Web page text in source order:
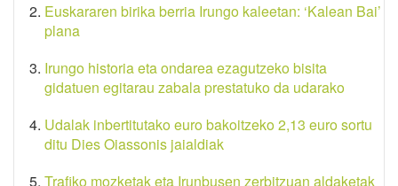
Euskararen birika berria Irungo kaleetan: ‘Kalean Bai’
plana
Irungo historia eta ondarea ezagutzeko bisita
gidatuen egitarau zabala prestatuko da udarako
Udalak inbertitutako euro bakoitzeko 2,13 euro sortu
ditu Dies Oiassonis jaialdiak
Trafiko mozketak eta Irunbusen zerbitzuan aldaketak